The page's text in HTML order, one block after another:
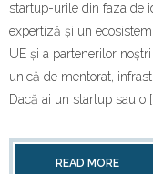
startup-urile din faza de
expertiză și un
UE și a partenerilor
unică de mentorat,
Dacă ai un startup sau o
READ MORE